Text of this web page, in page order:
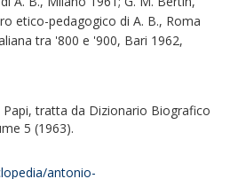
tratta da Dizionario Biografico
5 (1963).
antonio-